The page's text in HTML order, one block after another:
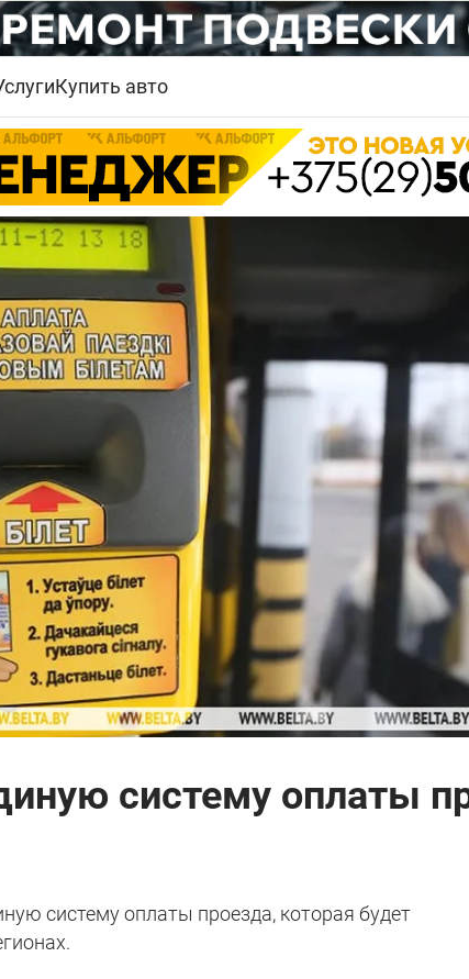
Купить авто
систему оплаты
систему оплаты проезда, которая будет